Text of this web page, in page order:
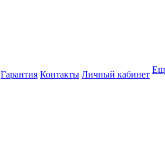
Гарантия Контакты Личный кабинет